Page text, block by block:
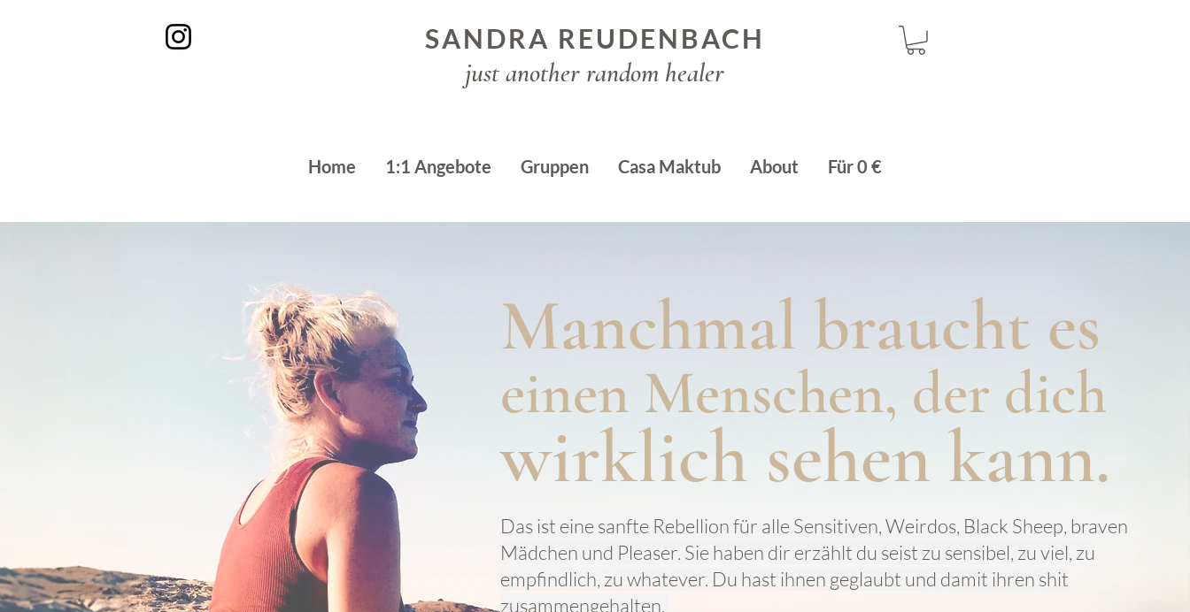
SANDRA REUDENBACH
just another random healer
Home 1:1 Angebote Gruppen Casa Maktub About Für 0 €
Manchmal braucht es
einen Menschen, der dich
wirklich sehen kann.
Das ist eine sanfte Rebellion für alle Sensitiven, Weirdos, Black Sheep, braven
Mädchen und Pleaser. Sie haben dir erzählt du seist zu sensibel, zu viel, zu
empfindlich, zu whatever. Du hast ihnen geglaubt und damit ihren shit
zusammengehalten.